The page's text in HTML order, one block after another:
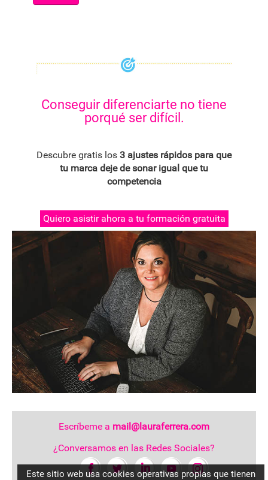
Conseguir diferenciarte no tiene
porqué ser difícil.
Descubre gratis los 3 ajustes rápidos para que
tu marca deje de sonar igual que tu
competencia
Quiero asistir ahora a tu formación gratuita
Escríbeme a mail@lauraferrera.com
¿Conversamos en las Redes Sociales?
Este sitio web usa cookies operativas propias que tienen